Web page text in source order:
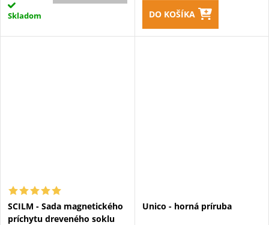
Skladom DO KOŠÍKA
SCILM - Sada magnetického
príchytu dreveného soklu
Unico - horná príruba